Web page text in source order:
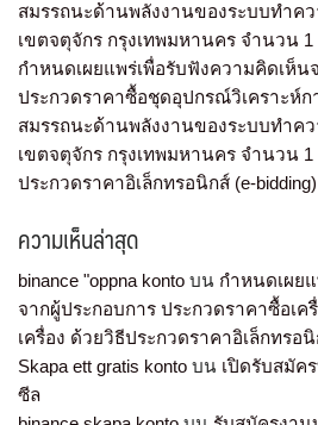
สมรรถนะด้านพลังงานของระบบทำค
เขตจตุจักร กรุงเทพมหานคร จำนวน 1
กำหนดเผยแพร่เพื่อรับฟังความคิดเห็น
ประกวดราคาซื้อชุดอุปกรณ์วิเคราะห์ก
สมรรถนะด้านพลังงานของระบบทำค
เขตจตุจักร กรุงเทพมหานคร จำนวน
ประกวดราคาอิเล็กทรอนิกส์ (e-bidding)
ความเห็นล่าสุด
binance "oppna konto บน กำหนดเผย
จากผู้ประกอบการ ประกวดราคาซื้อเค
เครื่อง ด้วยวิธีประกวดราคาอิเล็กทรอนิ
Skapa ett gratis konto บน เปิดรับสมัค
ซีล